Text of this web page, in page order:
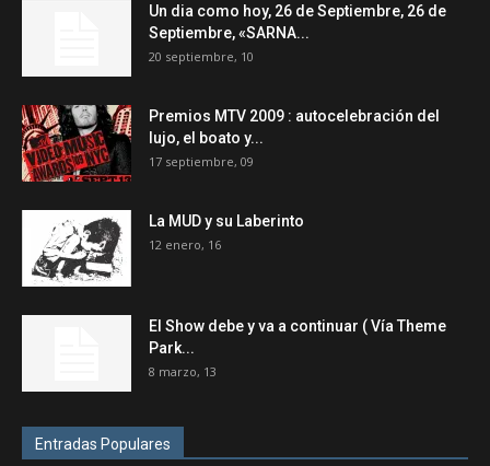
Un dia como hoy, 26 de Septiembre, 26 de
Septiembre, «SARNA...
20 septiembre, 10
Premios MTV 2009 : autocelebración del
lujo, el boato y...
17 septiembre, 09
La MUD y su Laberinto
12 enero, 16
El Show debe y va a continuar ( Vía Theme
Park...
8 marzo, 13
Entradas Populares